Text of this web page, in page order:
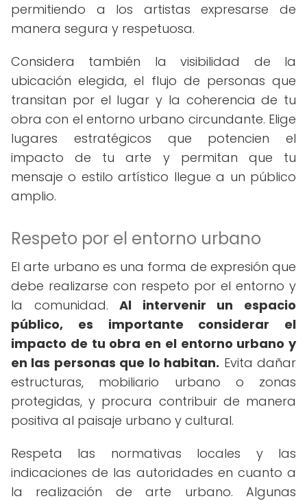
permitiendo a los artistas expresarse de
manera segura y respetuosa.
Considera también la visibilidad de la
ubicación elegida, el flujo de personas que
transitan por el lugar y la coherencia de tu
obra con el entorno urbano circundante. Elige
lugares estratégicos que potencien el
impacto de tu arte y permitan que tu
mensaje o estilo artístico llegue a un público
amplio.
Respeto por el entorno urbano
El arte urbano es una forma de expresión que
debe realizarse con respeto por el entorno y
la comunidad.Al intervenir un espacio
público, es importante considerar el
impacto de tu obra en el entorno urbano y
en las personas que lo habitan. Evita dañar
estructuras, mobiliario urbano o zonas
protegidas, y procura contribuir de manera
positiva al paisaje urbano y cultural.
Respeta las normativas locales y las
indicaciones de las autoridades en cuanto a
la realización de arte urbano. Algunas